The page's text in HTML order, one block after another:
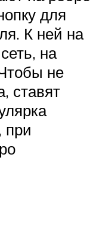
для
К ней на
на
не
ставят
при